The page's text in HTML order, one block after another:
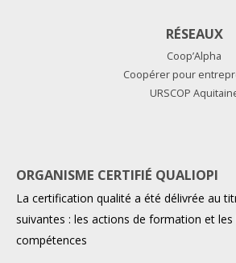
RÉSEAUX
Coop’Alpha
Coopérer pour
URSCOP
ORGANISME CERTIFIÉ QUALIOPI
La certification qualité a été délivrée au
suivantes : les actions de formation et les
compétences